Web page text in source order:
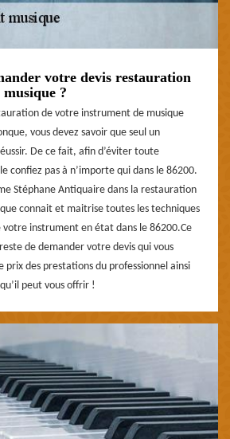
votre devis restauration
?
de votre instrument de musique
vous devez savoir que seul un
De ce fait, afin d’éviter toute
confiez pas à n’importe qui dans le 86200.
Stéphane Antiquaire dans la restauration
connait et maitrise toutes les techniques
instrument en état dans le 86200.Ce
de demander votre devis qui vous
prix des prestations du professionnel ainsi
peut vous offrir !